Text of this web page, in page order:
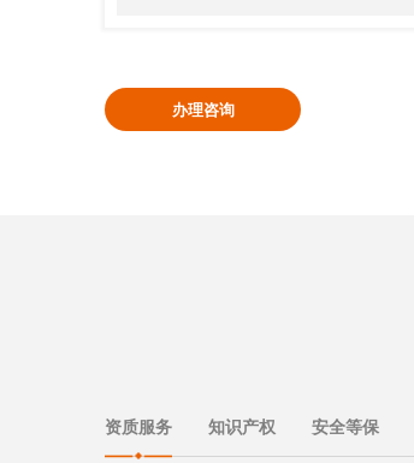
办理咨询
资质服务 知识产权 安全等保